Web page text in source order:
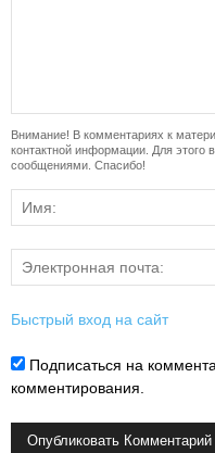
Внимание! В комментариях к
контактной информации. Для этого
сообщениями. Спасибо!
Быстрый вход на сайт
Подписаться на
комментирования.